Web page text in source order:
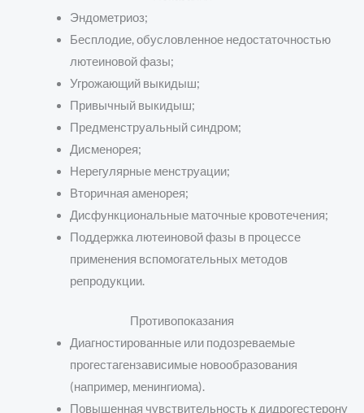
Эндометриоз;
Бесплодие, обусловленное недостаточностью
лютеиновой фазы;
Угрожающий выкидыш;
Привычный выкидыш;
Предменструальный синдром;
Дисменорея;
Нерегулярные менструации;
Вторичная аменорея;
Дисфункциональные маточные кровотечения;
Поддержка лютеиновой фазы в процессе
применения вспомогательных методов
репродукции.
Противопоказания
Диагностированные или подозреваемые
прогестагензависимые новообразования
(например, менингиома).
Повышенная чувствительность к дидрогестерону